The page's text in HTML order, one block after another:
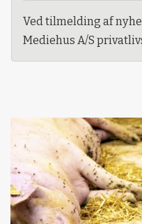
Ved tilmelding af
Mediehus A/S